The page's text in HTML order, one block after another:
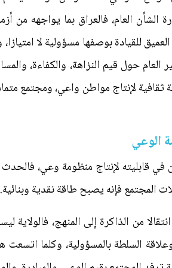
الشأن العام، فالعراق بما يواجهه
للقيادة بوصفها مسؤولية لا
حول قيم النزاهة، والكفاءة،
لإنتاج مواطن واعي، ومجتمع
الوعي
في قابليته لإنتاج منظومة وعي،
المجتمع فإنه يصبح طاقة نقدية وبنائية.
من الذاكرة إلى المنهج،
السلطة بالمسؤولية، وكلما